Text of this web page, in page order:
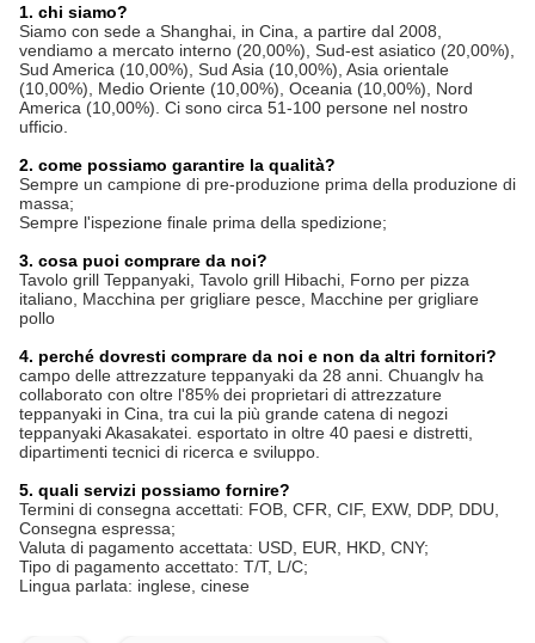
1. chi siamo?
Siamo con sede a Shanghai, in Cina, a partire dal 2008,
vendiamo a mercato interno (20,00%), Sud-est asiatico (20,00%),
Sud America (10,00%), Sud Asia (10,00%), Asia orientale
(10,00%), Medio Oriente (10,00%), Oceania (10,00%), Nord
America (10,00%). Ci sono circa 51-100 persone nel nostro
ufficio.
2. come possiamo garantire la qualità?
Sempre un campione di pre-produzione prima della produzione di
massa;
Sempre l'ispezione finale prima della spedizione;
3. cosa puoi comprare da noi?
Tavolo grill Teppanyaki, Tavolo grill Hibachi, Forno per pizza
italiano, Macchina per grigliare pesce, Macchine per grigliare
pollo
4. perché dovresti comprare da noi e non da altri fornitori?
campo delle attrezzature teppanyaki da 28 anni. Chuanglv ha
collaborato con oltre l'85% dei proprietari di attrezzature
teppanyaki in Cina, tra cui la più grande catena di negozi
teppanyaki Akasakatei. esportato in oltre 40 paesi e distretti,
dipartimenti tecnici di ricerca e sviluppo.
5. quali servizi possiamo fornire?
Termini di consegna accettati: FOB, CFR, CIF, EXW, DDP, DDU,
Consegna espressa;
Valuta di pagamento accettata: USD, EUR, HKD, CNY;
Tipo di pagamento accettato: T/T, L/C;
Lingua parlata: inglese, cinese